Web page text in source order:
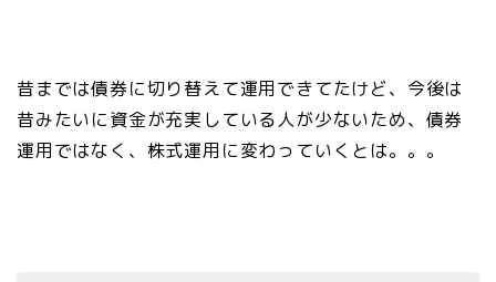
昔までは債券に切り替えて運用できてたけど、今後は
昔みたいに資金が充実している人が少ないため、債券
運用ではなく、株式運用に変わっていくとは。。。